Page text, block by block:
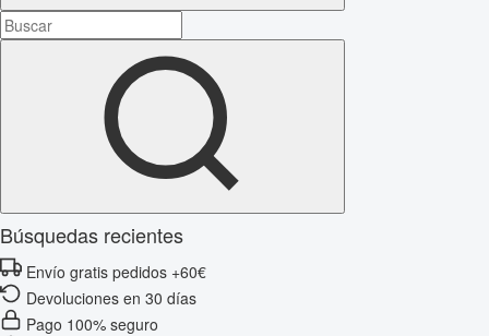
Búsquedas recientes
Envío gratis pedidos +60€
Devoluciones en 30 días
Pago 100% seguro